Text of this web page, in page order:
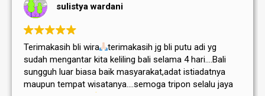
sulistya wardani
Terimakasih bli wira
terimakasih jg bli putu adi yg
sudah mengantar kita keliling bali selama 4 hari....Bali
sungguh luar biasa baik masyarakat,adat istiadatnya
maupun tempat wisatanya....semoga tripon selalu jaya